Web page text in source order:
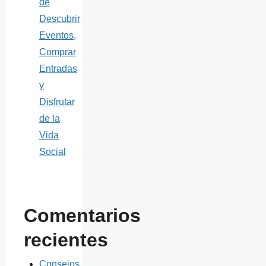
Descubrir
Eventos,
Comprar
Entradas
y
Disfrutar
de la
Vida
Social
Comentarios
recientes